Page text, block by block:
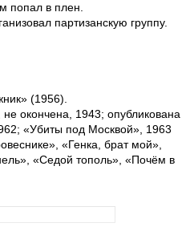
попал в плен.
партизанскую группу.
(1956).
окончена, 1943; опубликована
«Убиты под Москвой», 1963
«Генка, брат мой»,
«Седой тополь», «Почём в